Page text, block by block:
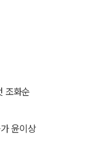
조화순
윤이상